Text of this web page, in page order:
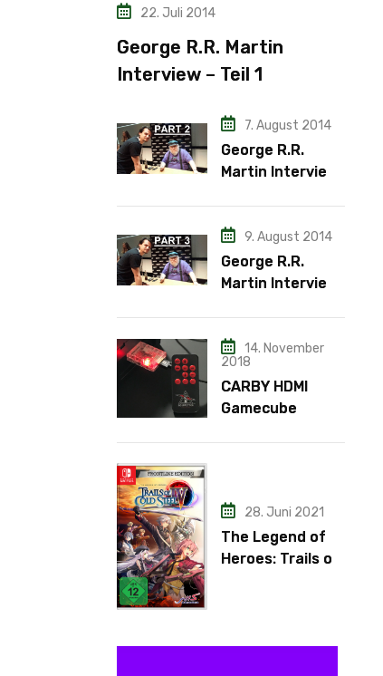
22. Juli 2014
George R.R. Martin
Interview – Teil 1
7. August 2014
George R.R.
Martin Interview
9. August 2014
George R.R.
Martin Interview
14. November
2018
CARBY HDMI
Gamecube
28. Juni 2021
The Legend of
Heroes: Trails of